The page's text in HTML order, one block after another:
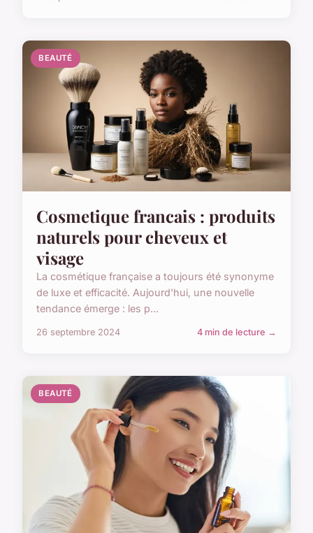
BEAUTÉ
Cosmetique francais : produits
naturels pour cheveux et
visage
La cosmétique française a toujours été synonyme
de luxe et efficacité. Aujourd'hui, une nouvelle
tendance émerge : les p...
26 septembre 2024 4 min de lecture →
BEAUTÉ